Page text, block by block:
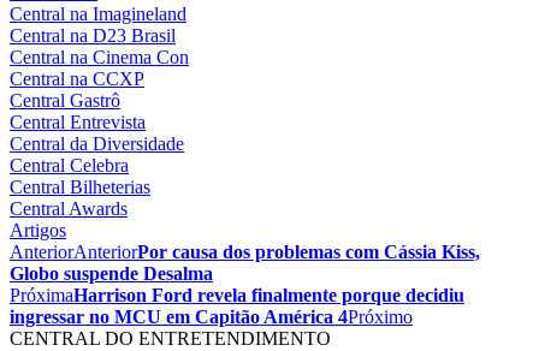
Central na Imagineland
Central na D23 Brasil
Central na Cinema Con
Central na CCXP
Central Gastrô
Central Entrevista
Central da Diversidade
Central Celebra
Central Bilheterias
Central Awards
Artigos
AnteriorAnteriorPor causa dos problemas com Cássia Kiss,
Globo suspende Desalma
PróximaHarrison Ford revela finalmente porque decidiu
ingressar no MCU em Capitão América 4Próximo
CENTRAL DO ENTRETENDIMENTO